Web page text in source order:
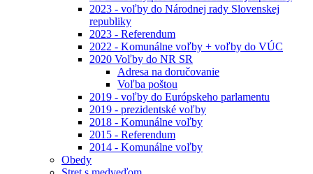
2023 - voľby do Národnej rady Slovenskej
republiky
2023 - Referendum
2022 - Komunálne voľby + voľby do VÚC
2020 Voľby do NR SR
Adresa na doručovanie
Voľba poštou
2019 - voľby do Európskeho parlamentu
2019 - prezidentské voľby
2018 - Komunálne voľby
2015 - Referendum
2014 - Komunálne voľby
Obedy